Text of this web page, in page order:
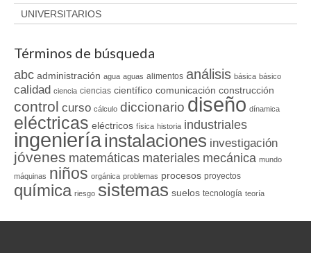
UNIVERSITARIOS
Términos de búsqueda
abc administración agua aguas alimentos análisis básica básico
calidad ciencia ciencias científico comunicación construcción
control curso cálculo diccionario diseño dínamica
eléctricas eléctricos física historia industriales
ingeniería instalaciones investigación
jóvenes matemáticas materiales mecánica mundo
máquinas niños orgánica problemas procesos proyectos
química riesgo sistemas suelos tecnología teoría